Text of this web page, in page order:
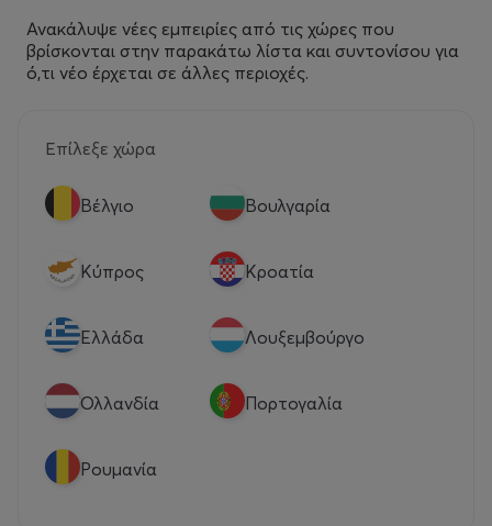
Ανακάλυψε νέες εμπειρίες από τις χώρες που
βρίσκονται στην παρακάτω λίστα και συντονίσου για
ό,τι νέο έρχεται σε άλλες περιοχές.
Επίλεξε χώρα
Βέλγιο Βουλγαρία
Κύπρος Κροατία
Eλλάδα Λουξεμβούργο
Ολλανδία Πορτογαλία
Ρουμανία